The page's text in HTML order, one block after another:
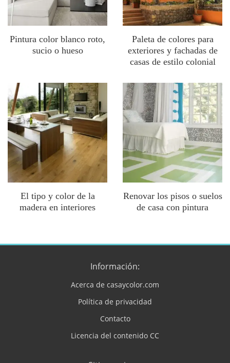
Pintura color blanco roto,
sucio o hueso
Paleta de colores para
exteriores y fachadas de
casas de estilo colonial
El tipo y color de la
madera en interiores
Renovar los pisos o suelos
de casa con pintura
Información:
Acerca de casaycolor.com
Política de privacidad
Contacto
Licencia del contenido CC